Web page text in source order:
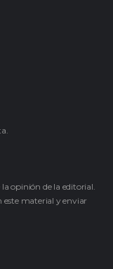
opinión de la editorial.
este material y enviar